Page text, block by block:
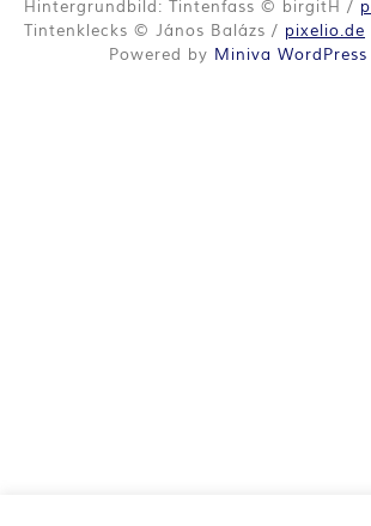
R
Hintergrundbild: Tintenfass © birgitH /
Tintenklecks © János Balázs / pixelio.de
Powered by Miniva WordPress